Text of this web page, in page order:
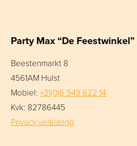
Party Max “De Feestwinkel”
Beestenmarkt 8
4561AM Hulst
Mobiel:+31(0)6 549 622 14
Kvk: 82786445
Privacy verklaring